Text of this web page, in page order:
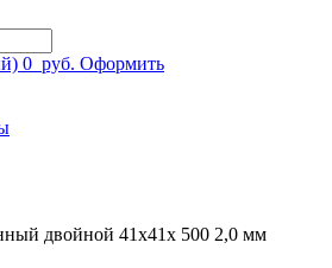
0 руб. Оформить
двойной 41х41х 500 2,0 мм